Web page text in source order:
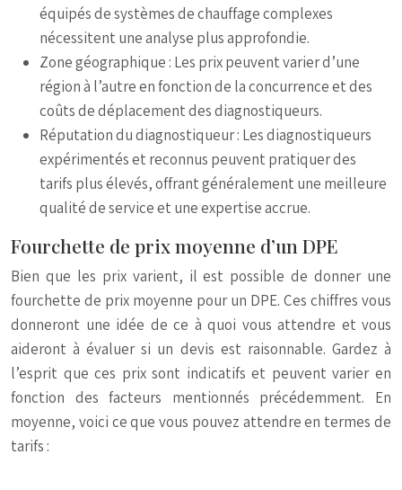
équipés de systèmes de chauffage complexes
nécessitent une analyse plus approfondie.
Zone géographique : Les prix peuvent varier d’une
région à l’autre en fonction de la concurrence et des
coûts de déplacement des diagnostiqueurs.
Réputation du diagnostiqueur : Les diagnostiqueurs
expérimentés et reconnus peuvent pratiquer des
tarifs plus élevés, offrant généralement une meilleure
qualité de service et une expertise accrue.
Fourchette de prix moyenne d’un DPE
Bien que les prix varient, il est possible de donner une
fourchette de prix moyenne pour un DPE. Ces chiffres vous
donneront une idée de ce à quoi vous attendre et vous
aideront à évaluer si un devis est raisonnable. Gardez à
l’esprit que ces prix sont indicatifs et peuvent varier en
fonction des facteurs mentionnés précédemment. En
moyenne, voici ce que vous pouvez attendre en termes de
tarifs :